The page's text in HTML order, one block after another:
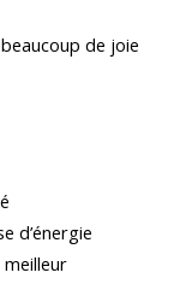
de joie
d’énergie